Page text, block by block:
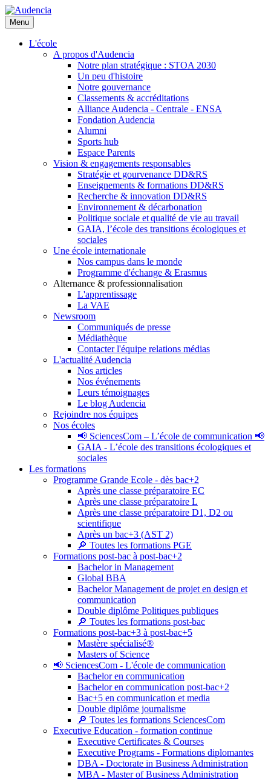
Aller
au
contenu
principal
Menu
L'école
A propos d'Audencia
Notre plan stratégique : STOA 2030
Un peu d'histoire
Notre gouvernance
Classements & accréditations
Alliance Audencia - Centrale - ENSA
Fondation Audencia
Alumni
Sports hub
Espace Parents
Vision & engagements responsables
Stratégie et gourvenance DD&RS
Enseignements & formations DD&RS
Recherche & innovation DD&RS
Environnement & décarbonation
Politique sociale et qualité de vie au travail
GAIA, l’école des transitions écologiques et
sociales
Une école internationale
Nos campus dans le monde
Programme d'échange & Erasmus
Alternance & professionnalisation
L'apprentissage
La VAE
Newsroom
Communiqués de presse
Médiathèque
Contacter l'équipe relations médias
L'actualité Audencia
Nos articles
Nos événements
Leurs témoignages
Le blog Audencia
Rejoindre nos équipes
Nos écoles
📢 SciencesCom – L’école de communication 📢
GAIA - L’école des transitions écologiques et
sociales
Les formations
Programme Grande Ecole - dès bac+2
Après une classe préparatoire EC
Après une classe préparatoire L
Après une classe préparatoire D1, D2 ou
scientifique
Après un bac+3 (AST 2)
🔎 Toutes les formations PGE
Formations post-bac à post-bac+2
Bachelor in Management
Global BBA
Bachelor Management de projet en design et
communication
Double diplôme Politiques publiques
🔎 Toutes les formations post-bac
Formations post-bac+3 à post-bac+5
Mastère spécialisé®
Masters of Science
📢 SciencesCom - L'école de communication
Bachelor en communication
Bachelor en communication post-bac+2
Bac+5 en communication et media
Double diplôme journalisme
🔎 Toutes les formations SciencesCom
Executive Education - formation continue
Executive Certificates & Courses
Executive Programs - Formations diplomantes
DBA - Doctorate in Business Administration
MBA - Master of Business Administration